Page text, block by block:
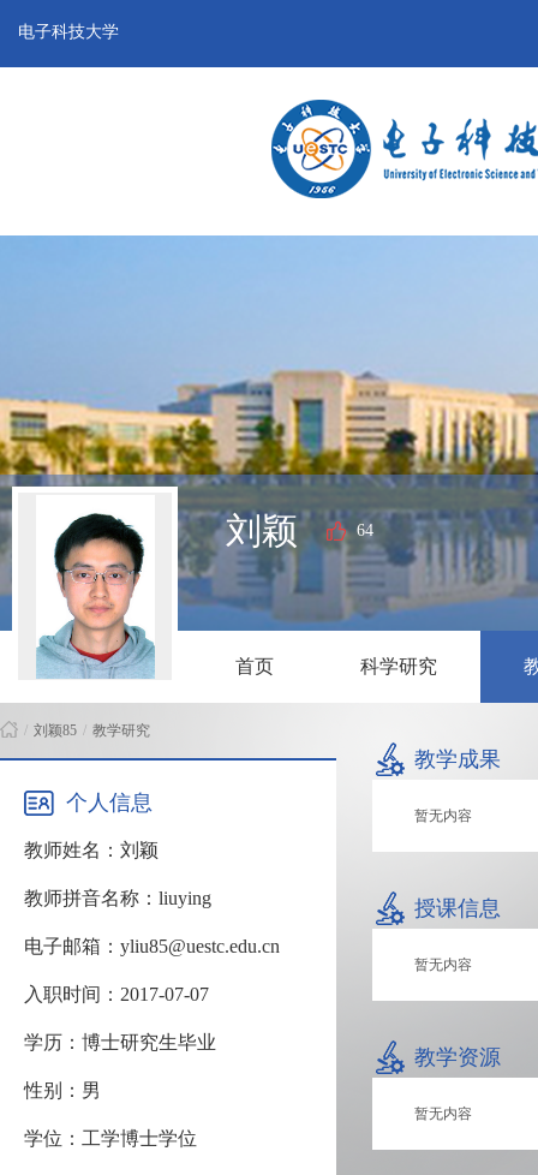
电子科技大学
刘颖 64
首页 科学研究
/ 刘颖85 / 教学研究
个人信息
教师姓名：刘颖
教师拼音名称：liuying
电子邮箱：yliu85@uestc.edu.cn
入职时间：2017-07-07
学历：博士研究生毕业
性别：男
学位：工学博士学位
教学成果
暂无内容
授课信息
暂无内容
教学资源
暂无内容